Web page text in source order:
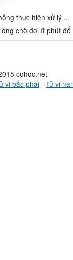
thực hiện xử lý ...
chờ đợi ít phút
cohoc.net
vi bắc phái - Tử vi